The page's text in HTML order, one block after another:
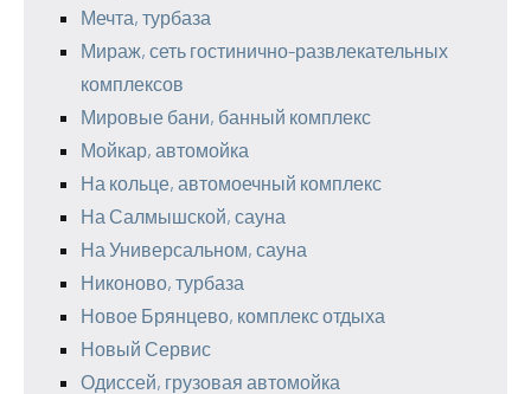
Мечта, турбаза
Мираж, сеть гостинично-развлекательных
комплексов
Мировые бани, банный комплекс
Мойкар, автомойка
На кольце, автомоечный комплекс
На Салмышской, сауна
На Универсальном, сауна
Никоново, турбаза
Новое Брянцево, комплекс отдыха
Новый Сервис
Одиссей, грузовая автомойка